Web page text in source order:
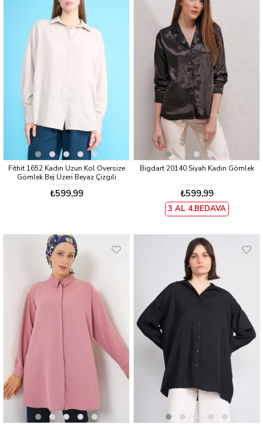
Fithit 1652 Kadın Uzun Kol Oversize
Gömlek Bej Üzeri Beyaz Çizgili
₺599,99
Bigdart 20140 Siyah Kadın Gömlek
₺599,99
3 AL 4.BEDAVA